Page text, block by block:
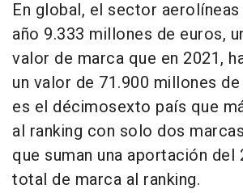
En global, el sector
año 9.333 millones de euros,
valor de marca que en 2021,
un valor de 71.900 millones
es el décimosexto país que
al ranking con solo dos
que suman una aportación del
total de marca al ranking.